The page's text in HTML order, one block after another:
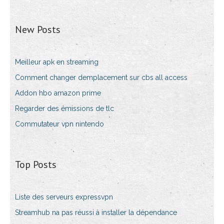
New Posts
Meilleur apk en streaming
Comment changer demplacement sur cbs all access
Addon hbo amazon prime
Regarder des émissions de tlc
Commutateur vpn nintendo
Top Posts
Liste des serveurs expressvpn
Streamhub na pas réussi à installer la dépendance